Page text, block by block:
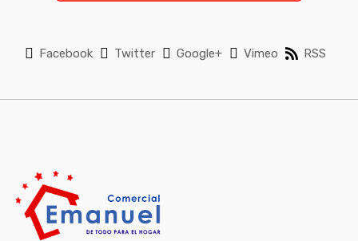
Facebook Twitter Google+ Vimeo RSS